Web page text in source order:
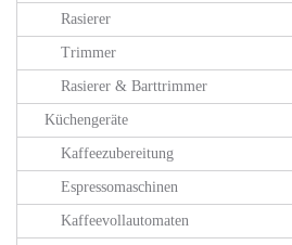
Rasierer
Trimmer
Rasierer & Barttrimmer
Küchengeräte
Kaffeezubereitung
Espressomaschinen
Kaffeevollautomaten